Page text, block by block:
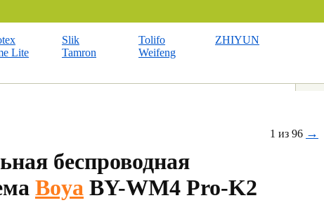
Lite
Slik
Tamron
Tolifo
Weifeng
ZHIYUN
1 из 96 →
беспроводная
Boya BY-WM4 Pro-K2